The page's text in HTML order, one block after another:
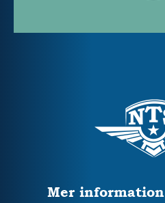
Mer information